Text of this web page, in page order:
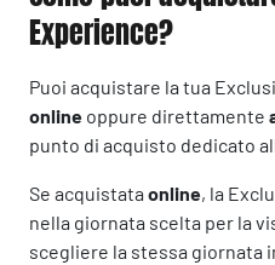
Experience?
Puoi acquistare la tua
online oppure direttamente
punto di acquisto dedicato
Se acquistataonline, la
nella giornata scelta per la
scegliere la stessa giornata